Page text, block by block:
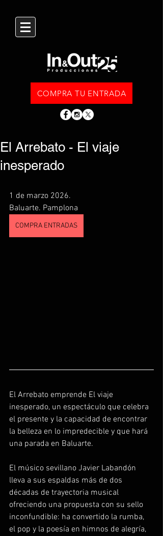
COMPRA TU ENTRADA
El Arrebato - El viaje
inesperado
1 de marzo 2026.
Baluarte. Pamplona
COMPRA ENTRADAS
El Arrebato emprende El viaje
inesperado, un espectáculo que celebra
el presente y la capacidad de encontrar
la belleza en lo impredecible y que hará
una parada en Baluarte.
El músico sevillano Javier Labandón
lleva a sus espaldas más de dos
décadas de trayectoria musical
ofreciendo una propuesta con su sello
inconfundible: ha convertido la rumba,
el pop y la poesía en himnos de alegría,